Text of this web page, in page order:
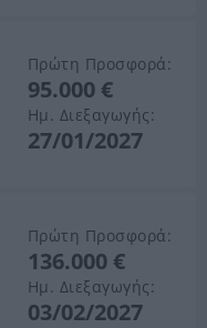
Πρώτη Προσφορά:
95.000 €
Ημ. Διεξαγωγής:
27/01/2027
Πρώτη Προσφορά:
136.000 €
Ημ. Διεξαγωγής:
03/02/2027